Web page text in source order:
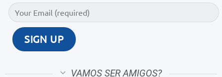
VAMOS SER AMIGOS?